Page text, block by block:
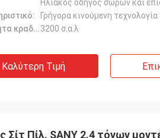
Γρήγορα κινούμενη
Συχνότητα κραδασμών: 3200 σ.α.λ
Καλύτερη Τιμή
Σίτ Πίλ. SANY 2.4 τόνων